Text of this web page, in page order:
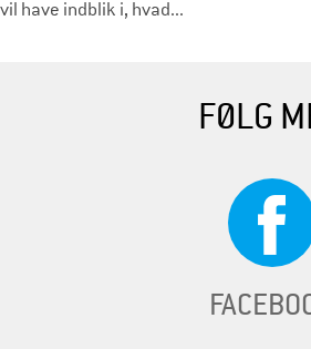
have indblik i, hvad...
FØLG